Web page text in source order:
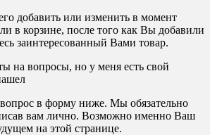
добавить или изменить в момент
в корзине, после того как Вы добавили
заинтересованный Вами товар.
на вопросы, но у меня есть свой
вопрос в форму ниже. Мы обязательно
вам лично. Возможно именно Ваш
на этой странице.